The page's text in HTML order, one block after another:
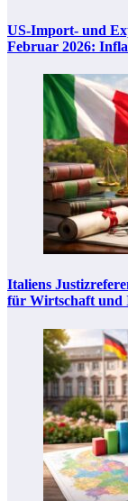
US-Import- und
Februar 2026:
Italiens
für Wirtschaft und